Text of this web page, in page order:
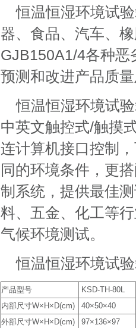
恒温恒湿环境试
器、食品、汽车、
GJB150A1/4各种恶
预测和改进产品质
恒温恒湿环境试
中英文触控式/触摸
连计算机接口控制
同的环境条件，更
制系统，提供最佳
料、五金、化工等
气候环境测试。
恒温恒湿环境试
产品型号
KSD-TH-80L
内部尺寸W×H×D(cm)
40×50×40
外部尺寸W×H×D(cm)
97×136×97